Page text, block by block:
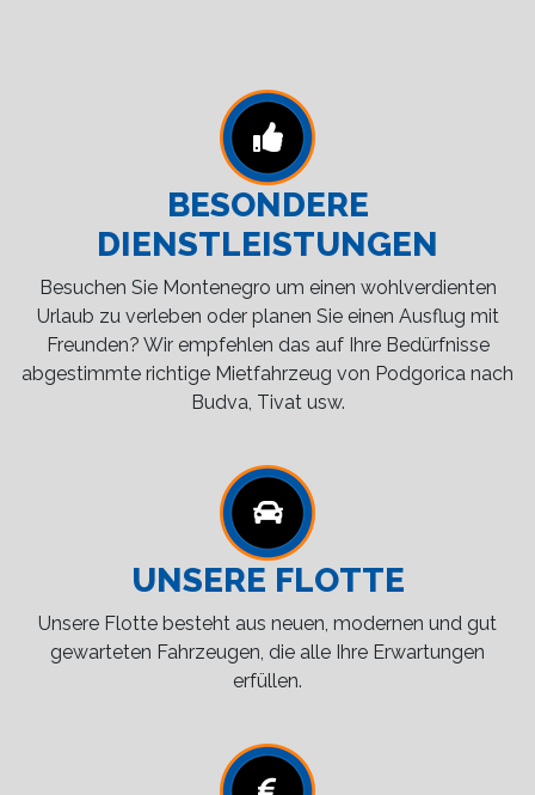
BESONDERE
DIENSTLEISTUNGEN
Besuchen Sie Montenegro um einen wohlverdienten
Urlaub zu verleben oder planen Sie einen Ausflug mit
Freunden? Wir empfehlen das auf Ihre Bedürfnisse
abgestimmte richtige Mietfahrzeug von Podgorica nach
Budva, Tivat usw.
UNSERE FLOTTE
Unsere Flotte besteht aus neuen, modernen und gut
gewarteten Fahrzeugen, die alle Ihre Erwartungen
erfüllen.